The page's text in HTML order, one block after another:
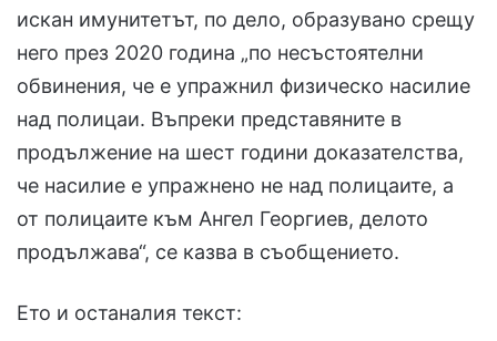
искан имунитетът, по дело, образувано срещу
него през 2020 година „по несъстоятелни
обвинения, че е упражнил физическо насилие
над полицаи. Въпреки представяните в
продължение на шест години доказателства,
че насилие е упражнено не над полицаите, а
от полицаите към Ангел Георгиев, делото
продължава“, се казва в съобщението.
Ето и останалия текст: